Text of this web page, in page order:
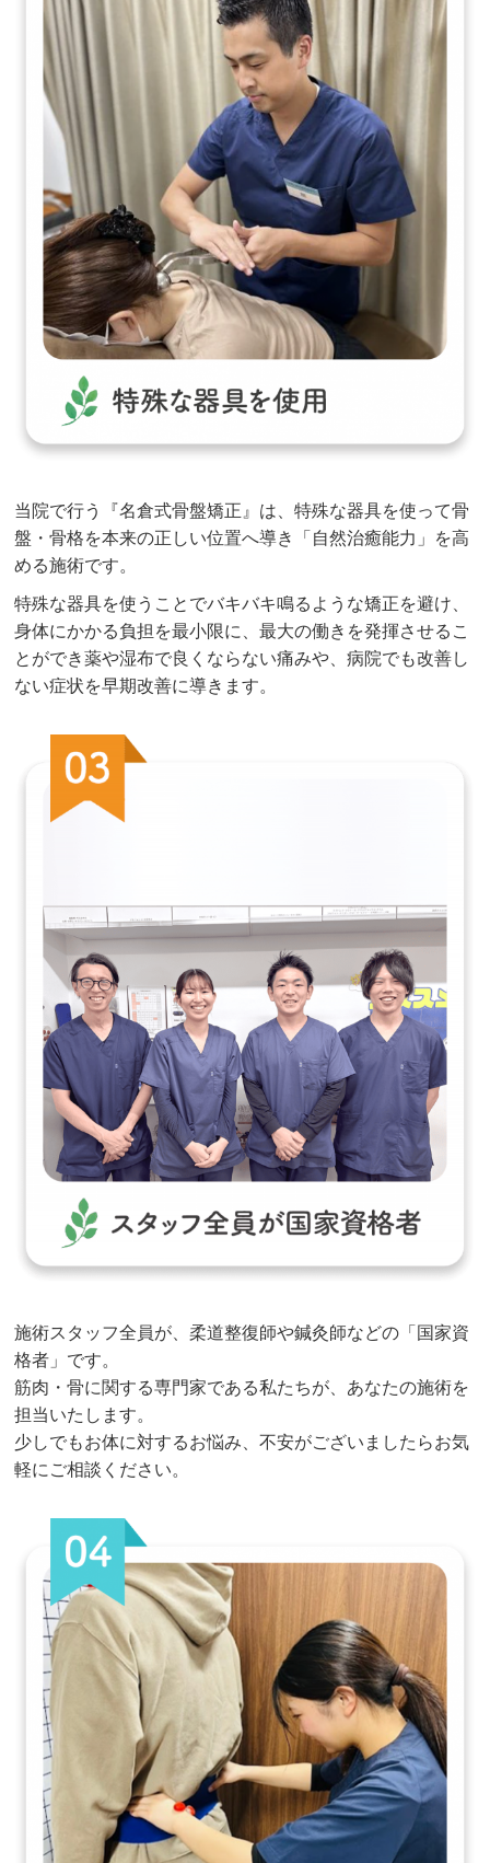
当院で行う『名倉式骨盤矯正』は、特殊な器具を使って骨
盤・骨格を本来の正しい位置へ導き「自然治癒能力」を高
める施術です。
特殊な器具を使うことでバキバキ鳴るような矯正を避け、
身体にかかる負担を最小限に、最大の働きを発揮させるこ
とができ薬や湿布で良くならない痛みや、病院でも改善し
ない症状を早期改善に導きます。
施術スタッフ全員が、柔道整復師や鍼灸師などの「国家資
格者」です。
筋肉・骨に関する専門家である私たちが、あなたの施術を
担当いたします。
少しでもお体に対するお悩み、不安がございましたらお気
軽にご相談ください。